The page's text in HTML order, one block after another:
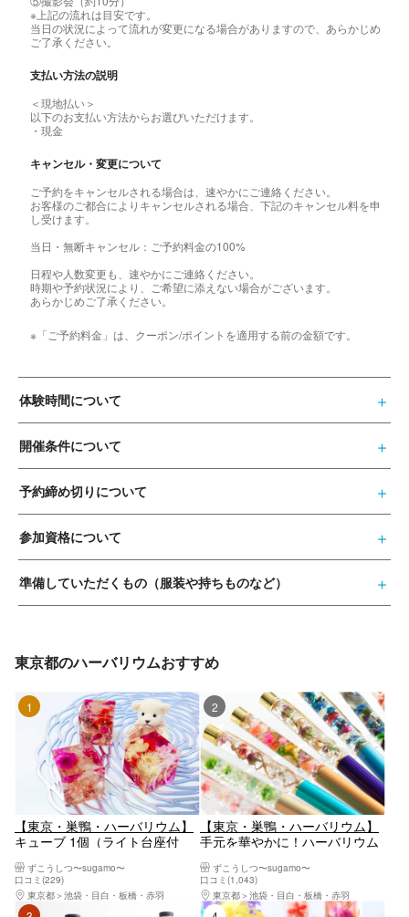
※上記の流れは目安です。
当日の状況によって流れが変更になる場合がありますので、あらかじめ
ご了承ください。
支払い方法の説明
＜現地払い＞
以下のお支払い方法からお選びいただけます。
・現金
キャンセル・変更について
ご予約をキャンセルされる場合は、速やかにご連絡ください。
お客様のご都合によりキャンセルされる場合、下記のキャンセル料を申
し受けます。
当日・無断キャンセル：ご予約料金の100%
日程や人数変更も、速やかにご連絡ください。
時期や予約状況により、ご希望に添えない場合がございます。
あらかじめご了承ください。
※「ご予約料金」は、クーポン/ポイントを適用する前の金額です。
体験時間について
開催条件について
予約締め切りについて
参加資格について
準備していただくもの（服装や持ちものなど）
東京都のハーバリウムおすすめ
1位
【東京・巣鴨・ハーバリウム】
キューブ 1個（ライト台座付
まるハーバリウム
ずこうしつ〜sugamo〜
口コミ(229)
東京都
池袋・目白・板橋・赤羽
2位
【東京・巣鴨・ハーバリウム】
手元を華やかに！ハーバリウム
ずこうしつ〜sugamo〜
口コミ(1,043)
東京都
池袋・目白・板橋・赤羽